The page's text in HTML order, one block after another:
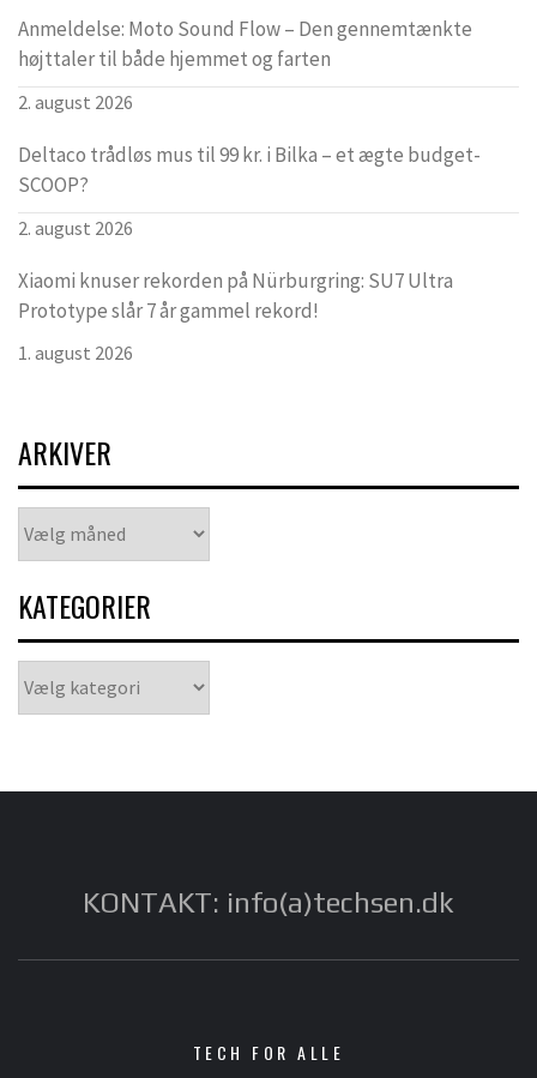
Anmeldelse: Moto Sound Flow – Den gennemtænkte
højttaler til både hjemmet og farten
2. august 2026
Deltaco trådløs mus til 99 kr. i Bilka – et ægte budget-
SCOOP?
2. august 2026
Xiaomi knuser rekorden på Nürburgring: SU7 Ultra
Prototype slår 7 år gammel rekord!
1. august 2026
ARKIVER
KATEGORIER
KONTAKT: info(a)techsen.dk
TECH FOR ALLE